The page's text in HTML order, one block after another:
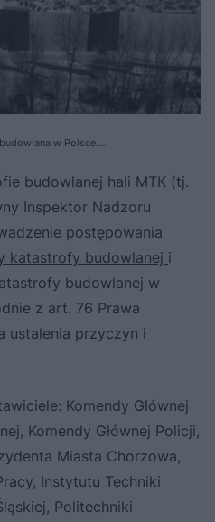
w Polsce.
około 1ha, wybudowana na
budowlanej hali MTK (tj.
Inspektor Nadzoru
postępowania
katastrofy budowlanej i
budowlanej w
z art. 76 Prawa
ustalenia przyczyn i
Komendy Głównej
Komendy Głównej Policji,
Miasta Chorzowa,
Instytutu Techniki
Politechniki